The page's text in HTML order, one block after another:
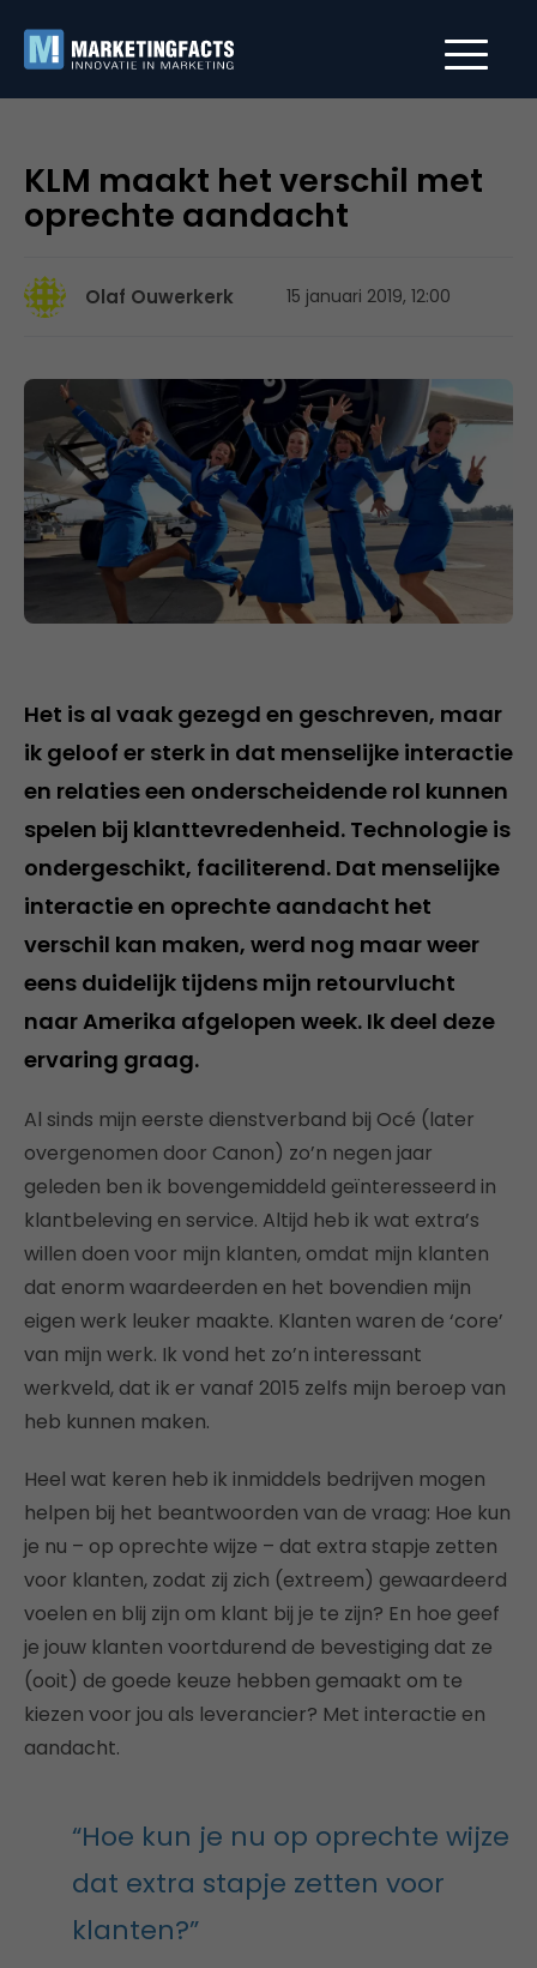
KLM maakt het verschil met
oprechte aandacht
Olaf Ouwerkerk 15 januari 2019, 12:00
Het is al vaak gezegd en geschreven, maar
ik geloof er sterk in dat menselijke interactie
en relaties een onderscheidende rol kunnen
spelen bij klanttevredenheid. Technologie is
ondergeschikt, faciliterend. Dat menselijke
interactie en oprechte aandacht het
verschil kan maken, werd nog maar weer
eens duidelijk tijdens mijn retourvlucht
naar Amerika afgelopen week. Ik deel deze
ervaring graag.
Al sinds mijn eerste dienstverband bij Océ (later
overgenomen door Canon) zo’n negen jaar
geleden ben ik bovengemiddeld geïnteresseerd in
klantbeleving en service. Altijd heb ik wat extra’s
willen doen voor mijn klanten, omdat mijn klanten
dat enorm waardeerden en het bovendien mijn
eigen werk leuker maakte. Klanten waren de ‘core’
van mijn werk. Ik vond het zo’n interessant
werkveld, dat ik er vanaf 2015 zelfs mijn beroep van
heb kunnen maken.
Heel wat keren heb ik inmiddels bedrijven mogen
helpen bij het beantwoorden van de vraag: Hoe kun
je nu – op oprechte wijze – dat extra stapje zetten
voor klanten, zodat zij zich (extreem) gewaardeerd
voelen en blij zijn om klant bij je te zijn? En hoe geef
je jouw klanten voortdurend de bevestiging dat ze
(ooit) de goede keuze hebben gemaakt om te
kiezen voor jou als leverancier? Met interactie en
aandacht.
“Hoe kun je nu op oprechte wijze
dat extra stapje zetten voor
klanten?”